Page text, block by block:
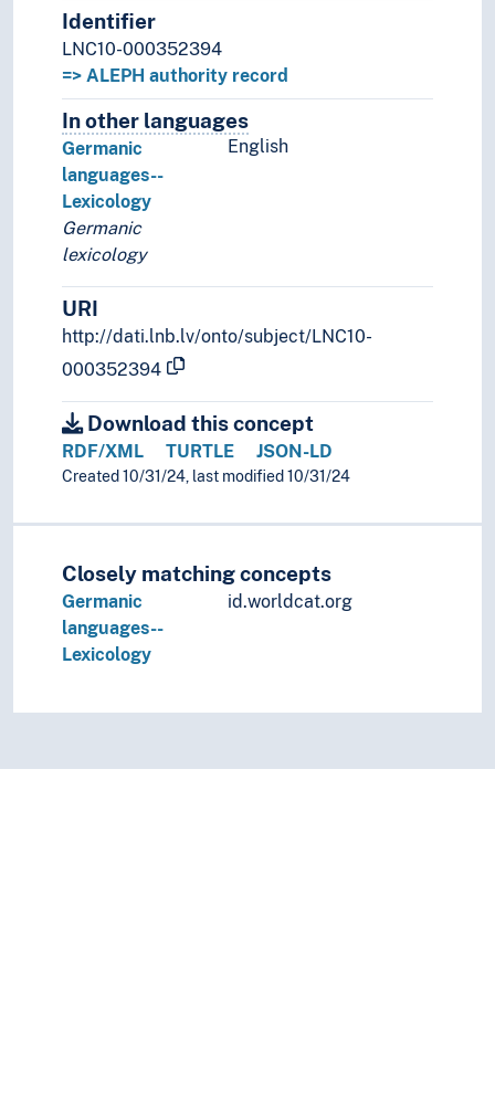
Identifier
LNC10-000352394
=> ALEPH authority record
In other languagesTerms for the concept in
English
Germanic
languages--
Lexicology
Germanic
lexicology
URI
http://dati.lnb.lv/onto/subject/LNC10-
000352394
Download this concept
RDF/XML TURTLE JSON-LD
Created 10/31/24, last modified 10/31/24
Closely matching concepts
Germanic
languages--
Lexicology
id.worldcat.org